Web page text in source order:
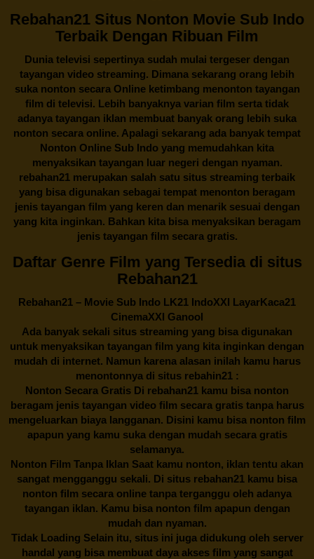
Rebahan21 Situs Nonton Movie Sub Indo
Terbaik Dengan Ribuan Film
Dunia televisi sepertinya sudah mulai tergeser dengan
tayangan video streaming. Dimana sekarang orang lebih
suka nonton secara Online ketimbang menonton tayangan
film di televisi. Lebih banyaknya varian film serta tidak
adanya tayangan iklan membuat banyak orang lebih suka
nonton secara online. Apalagi sekarang ada banyak tempat
Nonton Online Sub Indo yang memudahkan kita
menyaksikan tayangan luar negeri dengan nyaman.
rebahan21 merupakan salah satu situs streaming terbaik
yang bisa digunakan sebagai tempat menonton beragam
jenis tayangan film yang keren dan menarik sesuai dengan
yang kita inginkan. Bahkan kita bisa menyaksikan beragam
jenis tayangan film secara gratis.
Daftar Genre Film yang Tersedia di situs
Rebahan21
Rebahan21 – Movie Sub Indo LK21 IndoXXI LayarKaca21
CinemaXXI Ganool
Ada banyak sekali situs streaming yang bisa digunakan
untuk menyaksikan tayangan film yang kita inginkan dengan
mudah di internet. Namun karena alasan inilah kamu harus
menontonnya di situs rebahin21 :
Nonton Secara Gratis Di rebahan21 kamu bisa nonton
beragam jenis tayangan video film secara gratis tanpa harus
mengeluarkan biaya langganan. Disini kamu bisa nonton film
apapun yang kamu suka dengan mudah secara gratis
selamanya.
Nonton Film Tanpa Iklan Saat kamu nonton, iklan tentu akan
sangat mengganggu sekali. Di situs rebahan21 kamu bisa
nonton film secara online tanpa terganggu oleh adanya
tayangan iklan. Kamu bisa nonton film apapun dengan
mudah dan nyaman.
Tidak Loading Selain itu, situs ini juga didukung oleh server
handal yang bisa membuat daya akses film yang sangat